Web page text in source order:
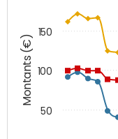
Montants (€)
50
100
150